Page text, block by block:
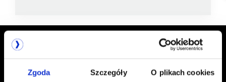
Zgoda Szczegóły O plikach cookies